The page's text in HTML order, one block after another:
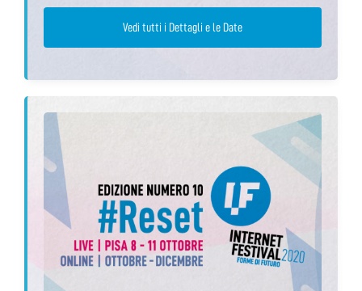
Vedi tutti i Dettagli e le Date